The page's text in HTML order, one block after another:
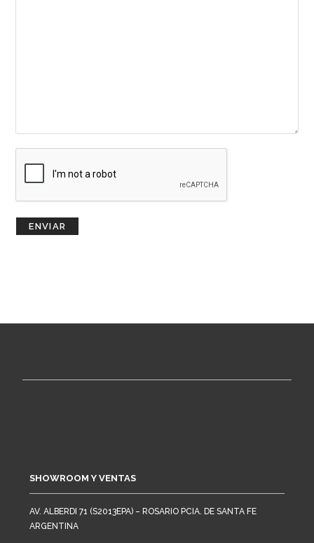
SHOWROOM Y VENTAS
AV. ALBERDI 71 (S2013EPA) – ROSARIO PCIA. DE SANTA FE
ARGENTINA